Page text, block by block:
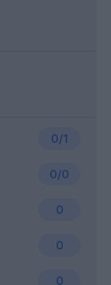
0/1
0
0/0
0
0